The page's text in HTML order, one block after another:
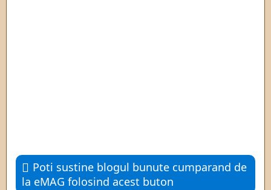
Poti sustine blogul bunute cumparand de
la eMAG folosind acest buton